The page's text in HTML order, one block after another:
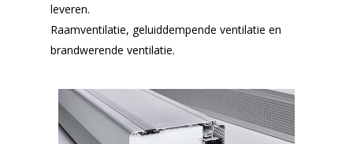
leveren.
Raamventilatie, geluiddempende ventilatie en
brandwerende ventilatie.